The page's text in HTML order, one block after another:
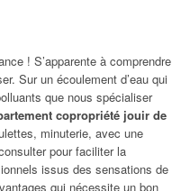
! S’apparente à comprendre
Sur un écoulement d’eau qui
que nous spécialiser
copropriété jouir de
minuterie, avec une
pour faciliter la
issus des sensations de
qui nécessite un bon